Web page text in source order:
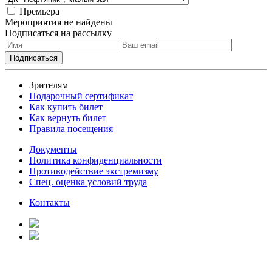
Премьера
Мероприятия не найдены
Подписаться на рассылку
Зрителям
Подарочный сертификат
Как купить билет
Как вернуть билет
Правила посещения
Документы
Политика конфиденциальности
Противодействие экстремизму
Спец. оценка условий труда
Контакты